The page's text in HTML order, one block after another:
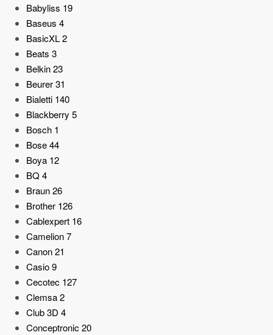
Babyliss 19
Baseus 4
BasicXL2
Beats 3
Belkin23
Beurer31
Bialetti 140
Blackberry 5
Bosch 1
Bose44
Boya 12
BQ 4
Braun26
Brother 126
Cablexpert 16
Camelion7
Canon21
Casio9
Cecotec 127
Clemsa2
Club 3D 4
Conceptronic 20